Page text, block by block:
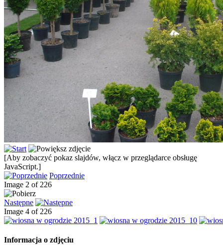
[Aby zobaczyć pokaz slajdów, włącz w przeglądarce obsługę
JavaScript.]
Poprzednie
Image 2 of 226
Następne
Image 4 of 226
Informacja o zdjęciu